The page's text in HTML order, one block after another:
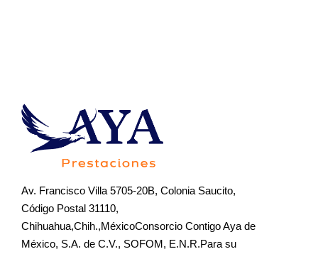
Av. Francisco Villa 5705-20B, Colonia Saucito,
Código Postal 31110,
Chihuahua,Chih.,MéxicoConsorcio Contigo Aya de
México, S.A. de C.V., SOFOM, E.N.R.Para su